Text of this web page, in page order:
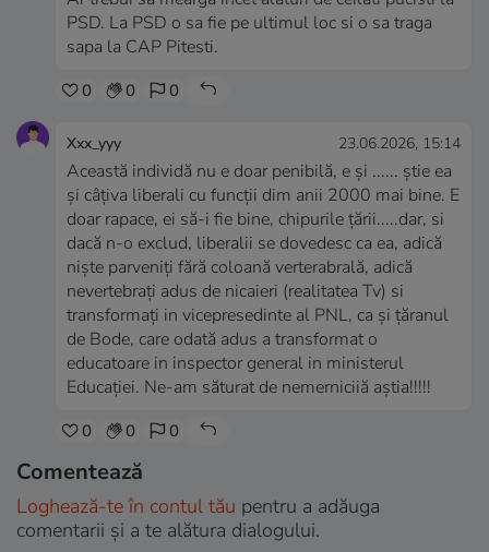
PSD. La PSD o sa fie pe ultimul loc si o sa traga
sapa la CAP Pitesti.
0 0 0
Xxx_yyy 23.06.2026, 15:14
Această individă nu e doar penibilă, e și ...... știe ea
și câțiva liberali cu funcții dim anii 2000 mai bine. E
doar rapace, ei să-i fie bine, chipurile țării.....dar, si
dacă n-o exclud, liberalii se dovedesc ca ea, adică
niște parveniți fără coloană verterabrală, adică
nevertebrați adus de nicaieri (realitatea Tv) si
transformați in vicepresedinte al PNL, ca și țăranul
de Bode, care odată adus a transformat o
educatoare in inspector general in ministerul
Educației. Ne-am săturat de nemerniciiă aștia!!!!!
0 0 0
Comentează
Loghează-te în contul tău pentru a adăuga
comentarii și a te alătura dialogului.